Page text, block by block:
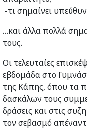
-τι σημαίνει
…και άλλα πολλά
τους.
Οι τελευταίες
εβδομάδα στο
της Κάπης, όπου τα
δασκάλων τους
δράσεις και στις
τον σεβασμό